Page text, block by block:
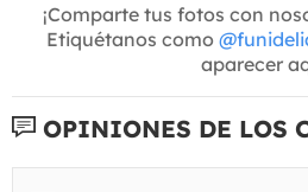
¡Comparte tus fotos con
Etiquétanos como
aparecer
OPINIONES DE LOS